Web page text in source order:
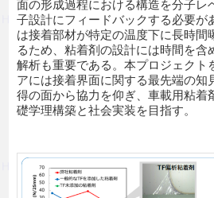
面の形成過程における構造を分子レ
子設計にフィードバックする必要が
は接着部材が特定の温度下に長時間
るため、粘着剤の設計には時間を含
解析も重要である。本プロジェクト
アには接着界面に関する最先端の知
得の面から協力を仰ぎ、車載用粘着
礎学理構築と社会実装を目指す。